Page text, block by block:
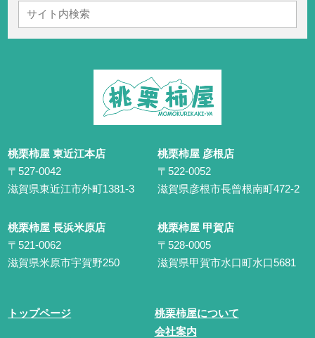
桃栗柿屋 東近江本店
〒527-0042
滋賀県東近江市外町1381-3
桃栗柿屋 彦根店
〒522-0052
滋賀県彦根市長曾根南町472-2
桃栗柿屋 長浜米原店
〒521-0062
滋賀県米原市宇賀野250
桃栗柿屋 甲賀店
〒528-0005
滋賀県甲賀市水口町水口5681
トップページ
桃栗柿屋について
会社案内